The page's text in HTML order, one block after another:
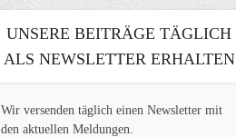
UNSERE BEITRÄGE TÄGLICH
ALS NEWSLETTER ERHALTEN
Wir versenden täglich einen Newsletter mit
den aktuellen Meldungen.